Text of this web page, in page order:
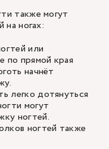
также могут
на ногах:
или
по прямой края
начнёт
легко дотянуться
могут
ногтей.
ногтей также